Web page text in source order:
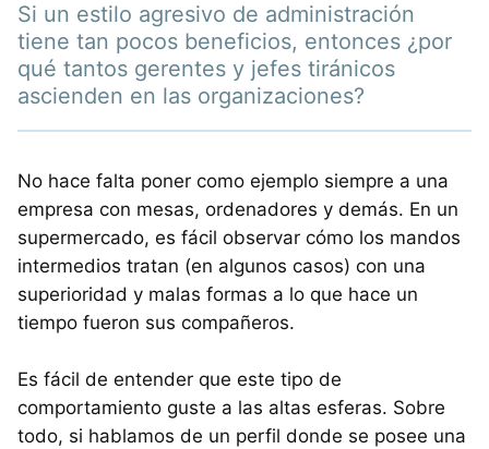
Si un estilo agresivo de administración
tiene tan pocos beneficios, entonces ¿por
qué tantos gerentes y jefes tiránicos
ascienden en las organizaciones?
No hace falta poner como ejemplo siempre a una
empresa con mesas, ordenadores y demás. En un
supermercado, es fácil observar cómo los mandos
intermedios tratan (en algunos casos) con una
superioridad y malas formas a lo que hace un
tiempo fueron sus compañeros.
Es fácil de entender que este tipo de
comportamiento guste a las altas esferas. Sobre
todo, si hablamos de un perfil donde se posee una